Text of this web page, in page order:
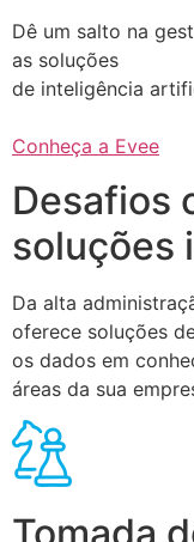
Dê um salto na
as soluções
de inteligência
Conheça a Evee
Desafios
soluções
Da alta
oferece soluções
os dados em
áreas da sua